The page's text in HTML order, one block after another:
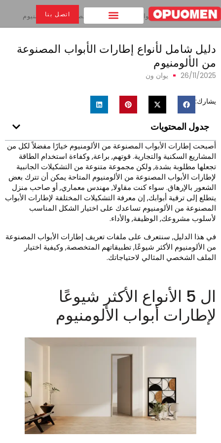
اتصل بنا بيت > دليل شامل لأنواع إطارات الأبواب المصنوعة من الألومنيوم
شامل لأنواع إطارات الأبواب المصنوعة
الألومنيوم
26/11/ يوان ون
جدول المحتويات
إطارات الأبواب المصنوعة من الألومنيوم خيارًا مفضلاً لكل من
السكنية والتجارية. قوتهم, براعة, وكفاءة استخدام الطاقة
مطلوبة بشدة, ولكن مجموعة متنوعة من التشكيلات الجانبية
الأبواب المصنوعة من الألومنيوم المتاحة يمكن أن تترك بعض
بالإرهاق. سواء كنت مقاولا, مهندس معماري, أو صاحب منزل
إلى ترقية أبوابك, إن معرفة التشكيلات المختلفة لإطارات الأبواب
من الألومنيوم تساعدك على اختيار الشكل المناسب
مشروعك, الوظيفة, والأداء.
هذا الدليل, سنتعرف على ملفات تعريف إطارات الأبواب المصنوعة
الألومنيوم الأكثر شيوعًا, تطبيقاتهم المتخصصة, وكيفية اختيار
الشخصي المثالي لاحتياجاتك.
ال 5 الأنواع الأكثر شيوعًا
أبواب الألومنيوم